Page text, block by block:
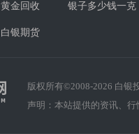
黄金回收 银子多少钱一克
白银期货
版权所有©2008-2026 白银
声明：本站提供的资讯、